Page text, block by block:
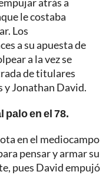
le costaba
Los
a su apuesta de
a la vez se
de titulares
y Jonathan David.
palo en el 78.
en el mediocampo
pensar y armar su
pues David empujó